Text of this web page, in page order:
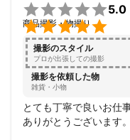


5.0
商品撮影・物撮り
撮影のスタイル
プロが出張しての撮影
撮影を依頼した物
雑貨・小物
とても丁寧で良いお仕
ありがとうございます。